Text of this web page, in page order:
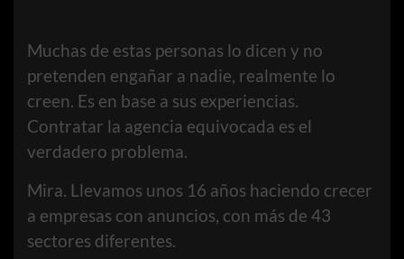
Muchas de estas personas lo dicen y no
pretenden engañar a nadie, realmente lo
creen. Es en base a sus experiencias.
Contratar la agencia equivocada es el
verdadero problema.
Mira. Llevamos unos 16 años haciendo crecer
a empresas con anuncios, con más de 43
sectores diferentes.